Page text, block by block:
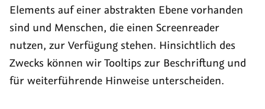
Elements auf einer abstrakten Ebene vorhanden
sind und Menschen, die einen Screenreader
nutzen, zur Verfügung stehen. Hinsichtlich des
Zwecks können wir Tooltips zur Beschriftung und
für weiterführende Hinweise unterscheiden.